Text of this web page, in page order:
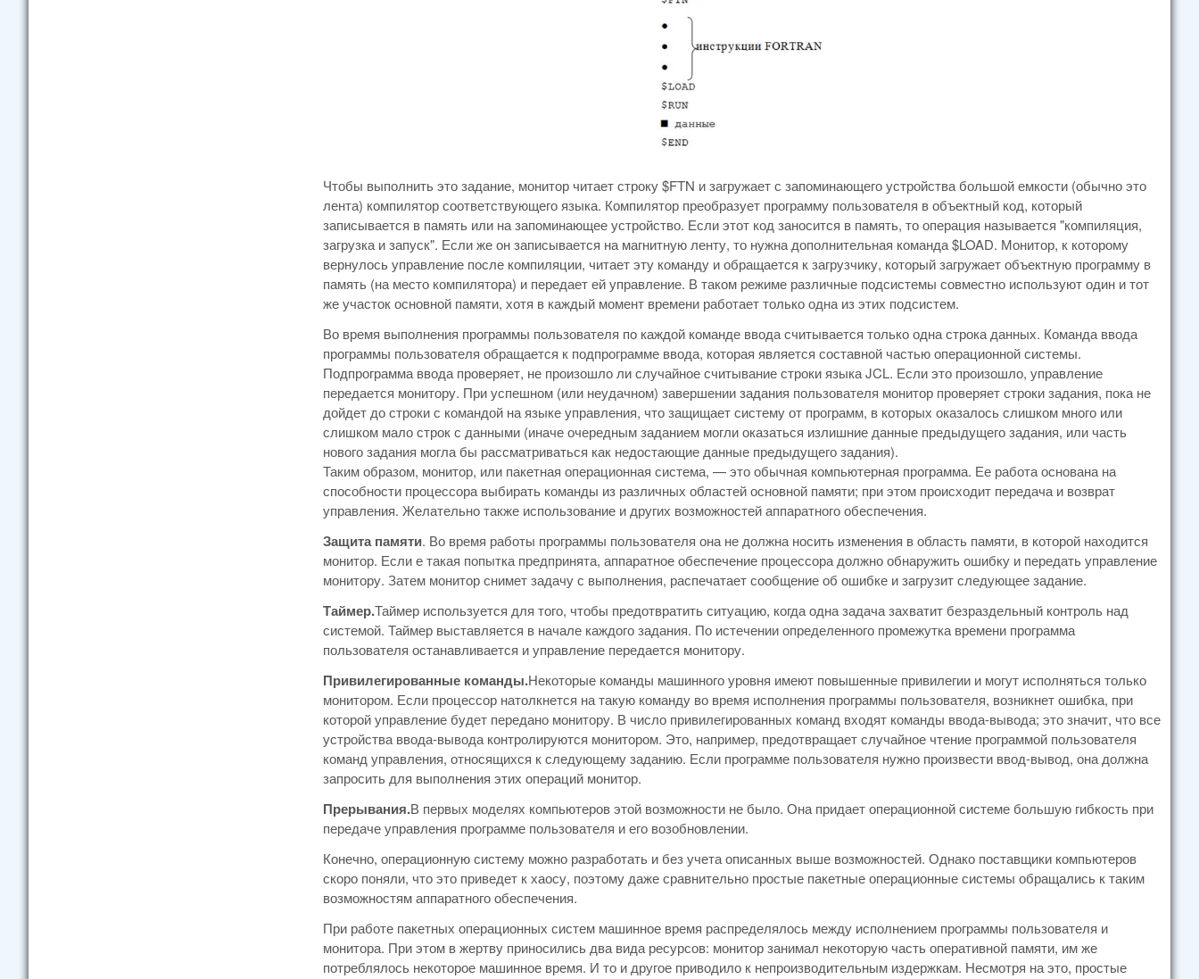
Чтобы выполнить это задание, монитор читает строку $FTN и загружает с запоминающего устройства большой емкости (обычно это
лента) компилятор соответствующего языка. Компилятор преобразует программу пользователя в объектный код, который
записывается в память или на запоминающее устройство. Если этот код заносится в память, то операция называется "компиляция,
загрузка и запуск". Если же он записывается на магнитную ленту, то нужна дополнительная команда $LOAD. Монитор, к которому
вернулось управление после компиляции, читает эту команду и обращается к загрузчику, который загружает объектную программу в
память (на место компилятора) и передает ей управление. В таком режиме различные подсистемы совместно используют один и тот
же участок основной памяти, хотя в каждый момент времени работает только одна из этих подсистем.
Во время выполнения программы пользователя по каждой команде ввода считывается только одна строка данных. Команда ввода
программы пользователя обращается к подпрограмме ввода, которая является составной частью операционной системы.
Подпрограмма ввода проверяет, не произошло ли случайное считывание строки языка JCL. Если это произошло, управление
передается монитору. При успешном (или неудачном) завершении задания пользователя монитор проверяет строки задания, пока не
дойдет до строки с командой на языке управления, что защищает систему от программ, в которых оказалось слишком много или
слишком мало строк с данными (иначе очередным заданием могли оказаться излишние данные предыдущего задания, или часть
нового задания могла бы рассматриваться как недостающие данные предыдущего задания).
Таким образом, монитор, или пакетная операционная система, — это обычная компьютерная программа. Ее работа основана на
способности процессора выбирать команды из различных областей основной памяти; при этом происходит передача и возврат
управления. Желательно также использование и других возможностей аппаратного обеспечения.
Защита памяти. Во время работы программы пользователя она не должна носить изменения в область памяти, в которой находится
монитор. Если е такая попытка предпринята, аппаратное обеспечение процессора должно обнаружить ошибку и передать управление
монитору. Затем монитор снимет задачу с выполнения, распечатает сообщение об ошибке и загрузит следующее задание.
Таймер.Таймер используется для того, чтобы предотвратить ситуацию, когда одна задача захватит безраздельный контроль над
системой. Таймер выставляется в начале каждого задания. По истечении определенного промежутка времени программа
пользователя останавливается и управление передается монитору.
Привилегированные команды.Некоторые команды машинного уровня имеют повышенные привилегии и могут исполняться только
монитором. Если процессор натолкнется на такую команду во время исполнения программы пользователя, возникнет ошибка, при
которой управление будет передано монитору. В число привилегированных команд входят команды ввода-вывода; это значит, что все
устройства ввода-вывода контролируются монитором. Это, например, предотвращает случайное чтение программой пользователя
команд управления, относящихся к следующему заданию. Если программе пользователя нужно произвести ввод-вывод, она должна
запросить для выполнения этих операций монитор.
Прерывания.В первых моделях компьютеров этой возможности не было. Она придает операционной системе большую гибкость при
передаче управления программе пользователя и его возобновлении.
Конечно, операционную систему можно разработать и без учета описанных выше возможностей. Однако поставщики компьютеров
скоро поняли, что это приведет к хаосу, поэтому даже сравнительно простые пакетные операционные системы обращались к таким
возможностям аппаратного обеспечения.
При работе пакетных операционных систем машинное время распределялось между исполнением программы пользователя и
монитора. При этом в жертву приносились два вида ресурсов: монитор занимал некоторую часть оперативной памяти, им же
потреблялось некоторое машинное время. И то и другое приводило к непроизводительным издержкам. Несмотря на это, простые